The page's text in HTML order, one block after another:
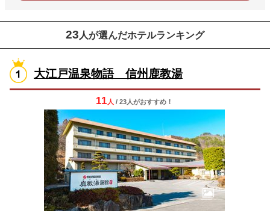
23 人が選んだホテルランキング
大江戸温泉物語 信州鹿教湯
11 人 / 23人がおすすめ！